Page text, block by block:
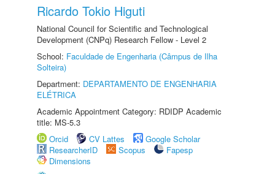
Ricardo Tokio Higuti
National Council for Scientific and Technological
Development (CNPq) Research Fellow - Level 2
School: Faculdade de Engenharia (Câmpus de Ilha
Solteira)
Department: DEPARTAMENTO DE ENGENHARIA
ELÉTRICA
Academic Appointment Category: RDIDP Academic
title: MS-5.3
Orcid
CV Lattes
Google Scholar
ResearcherID
Scopus
Fapesp
Dimensions